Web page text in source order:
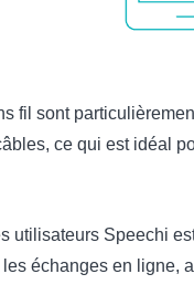
fil sont
ce qui est idéal
utilisateurs Speechi
échanges en ligne,